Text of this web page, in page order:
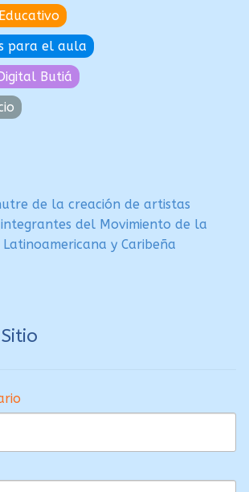
para el aula
Butiá
de la creación de artistas
del Movimiento de la
y Caribeña